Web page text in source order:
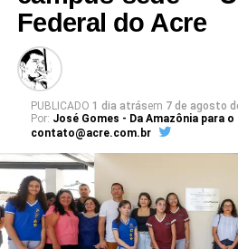
Federal do Acre
PUBLICADO 1 dia atrásem 7 de agosto
Por: José Gomes - Da Amazônia para o
contato@acre.com.br